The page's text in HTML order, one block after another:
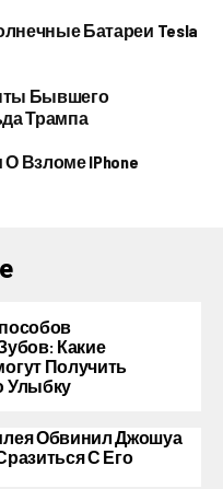
Батареи Tesla
Бывшего
Трампа
О Взломе IPhone
Какие
Получить
Улыбку
Обвинил Джошуа
С Его